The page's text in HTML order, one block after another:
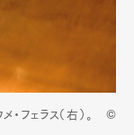
メ・フェラス（右）。 ©